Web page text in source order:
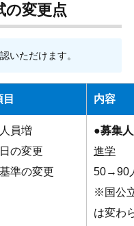
の変更点
いただけます。
内容
員増
の変更
準の変更
●募集
進学
50→90
※国公
は変わ